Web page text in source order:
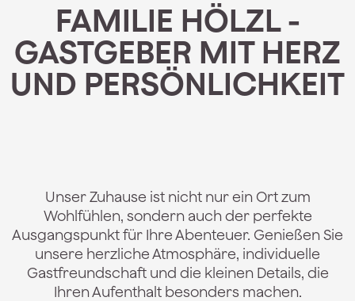
Unser Zuhause ist nicht nur ein Ort zum
Wohlfühlen, sondern auch der perfekte
Ausgangspunkt für Ihre Abenteuer. Genießen Sie
unsere herzliche Atmosphäre, individuelle
Gastfreundschaft und die kleinen Details, die
Ihren Aufenthalt besonders machen.
FAMILIE HÖLZL -
GASTGEBER MIT HERZ
UND PERSÖNLICHKEIT